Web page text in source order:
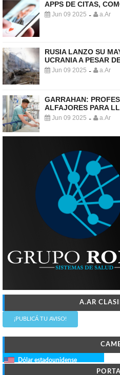
APPS DE CITAS,
Jun 09 2025 - a.Ar
RUSIA LANZO SU
UCRANIA A PESAR
Jun 09 2025 - a.Ar
GARRAHAN:
ALFAJORES PARA
Jun 09 2025 - a.Ar
A.AR
¡PUBLICÁ TU AVISO!
Dólar estadounidense